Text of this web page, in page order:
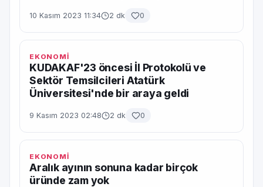
10 Kasım 2023 11:34 2 dk 0
EKONOMİ
KUDAKAF'23 öncesi İl Protokolü ve
Sektör Temsilcileri Atatürk
Üniversitesi'nde bir araya geldi
9 Kasım 2023 02:48 2 dk 0
EKONOMİ
Aralık ayının sonuna kadar birçok
üründe zam yok